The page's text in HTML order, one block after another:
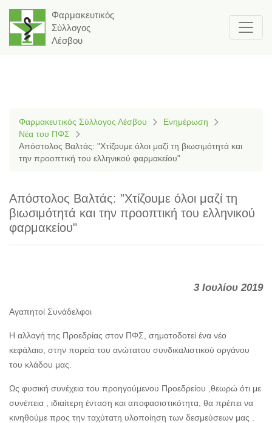
Φαρμακευτικός
Σύλλογος
Λέσβου
Φαρμακευτικός Σύλλογος Λέσβου
Ενημέρωση
Νέα του ΠΦΣ
Απόστολος Βαλτάς: "Χτίζουμε όλοι μαζί τη βιωσιμότητά και
την προοπτική του ελληνικού φαρμακείου"
Απόστολος Βαλτάς: "Χτίζουμε όλοι μαζί τη
βιωσιμότητά και την προοπτική του ελληνικού
φαρμακείου"
3 Ιουλίου 2019
Αγαπητοί Συνάδελφοι
Η αλλαγή της Προεδρίας στον ΠΦΣ, σηματοδοτεί ένα νέο
κεφάλαιο, στην πορεία του ανώτατου συνδικαλιστικού οργάνου
του κλάδου μας.
Ως φυσική συνέχεια του προηγούμενου Προεδρείου ,θεωρώ ότι με
συνέπεια , ιδιαίτερη ένταση και αποφασιστικότητα, θα πρέπει να
κινηθούμε προς την ταχύτατη υλοποίηση των δεσμεύσεων μας .